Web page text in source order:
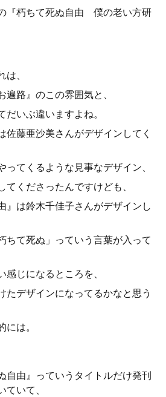
『朽ちて死ぬ自由 僕の老い方研
、
遍路』のこの雰囲気と、
だいぶ違いますよね。
佐藤亜沙美さんがデザインしてく
ってくるような見事なデザイン、
てくださったんですけども、
』は鈴木千佳子さんがデザインし
ちて死ぬ」っていう言葉が入って
感じになるところを、
たデザインになってるかなと思う
には。
自由』っていうタイトルだけ発刊
いて、